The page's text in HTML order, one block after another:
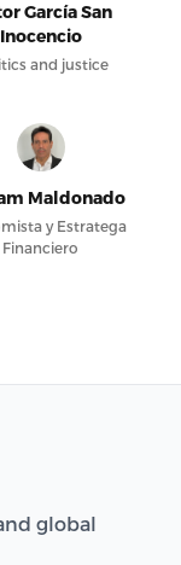
García San
Inocencio
and justice
Maldonado
y Estratega
Financiero
global